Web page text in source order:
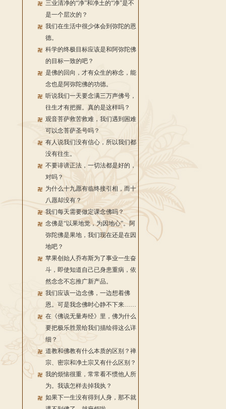
三业清净的“净”和净土的“净”是不
是一个层次的？
我们在生活中很少体会到弥陀的恩
德。
科学的终极目标应该是和阿弥陀佛
的目标一致的吧？
是佛的回向，才有众生的称念，能
念也是阿弥陀佛的功德。
听说我们一天要念满三万声佛号，
往生才有把握。真的是这样吗？
观音菩萨救苦救难，我们遇到困难
可以念菩萨圣号吗？
有人说我们没有信心，所以我们都
没有往生。
不要诽谤正法，一切法都是好的，
对吗？
为什么十九愿有临终接引相，而十
八愿却没有？
我们每天需要做定课念佛吗？
念佛是“以果地觉，为因地心”。阿
弥陀佛是果地，我们现在还是在因
地吧？
苹果创始人乔布斯为了事业一生奋
斗，即使知道自己已身患重病，依
然念念不忘推广新产品。
我们应该一边念佛，一边想着佛
恩。可是我念佛时心静不下来……
在《佛说无量寿经》里，佛为什么
要把极乐胜景给我们描绘得这么详
细？
道教和佛教有什么本质的区别？禅
宗、密宗和净土宗又有什么区别？
我的烦恼很重，常常看不惯他人所
为。我该怎样去掉我执？
如果下一生没有得到人身，那不就